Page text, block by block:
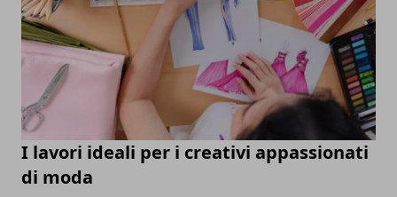
I lavori ideali per i creativi appassionati
di moda